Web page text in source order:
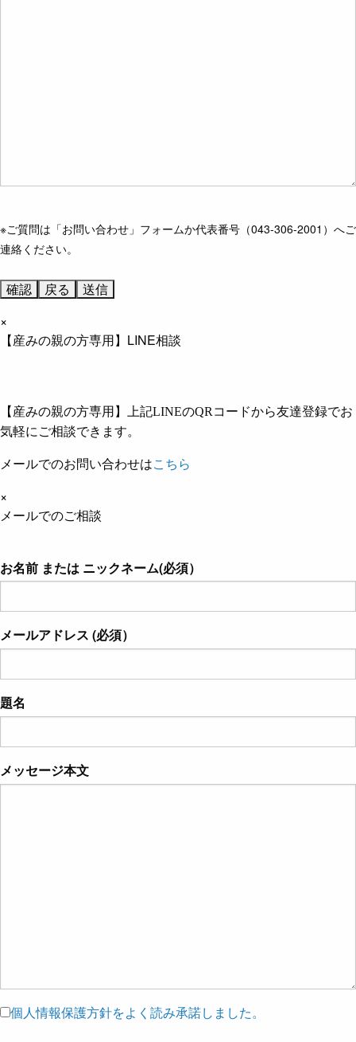
※ご質問は「お問い合わせ」フォームか代表番号（043-306-2001）へご
連絡ください。
×
【産みの親の方専用】LINE相談
【産みの親の方専用】上記LINEのQRコードから友達登録でお
気軽にご相談できます。
メールでのお問い合わせはこちら
×
メールでのご相談
お名前 または ニックネーム(必須）
メールアドレス (必須）
題名
メッセージ本文
個人情報保護方針をよく読み承諾しました。